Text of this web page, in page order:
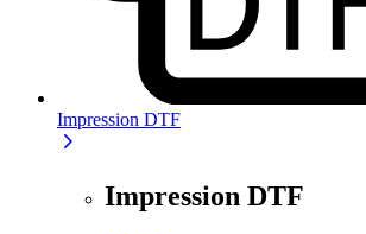
Impression DTF
Impression DTF